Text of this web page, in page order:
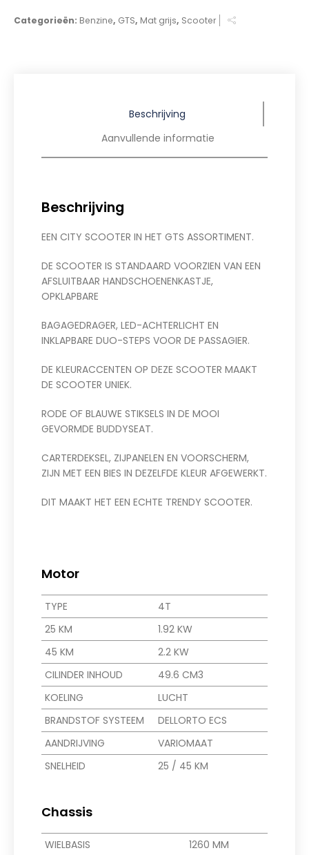
Categorieën: Benzine, GTS, Mat grijs, Scooter
Beschrijving
Aanvullende informatie
Beschrijving
EEN CITY SCOOTER IN HET GTS ASSORTIMENT.
DE SCOOTER IS STANDAARD VOORZIEN VAN EEN
AFSLUITBAAR HANDSCHOENENKASTJE,
OPKLAPBARE
BAGAGEDRAGER, LED-ACHTERLICHT EN
INKLAPBARE DUO-STEPS VOOR DE PASSAGIER.
DE KLEURACCENTEN OP DEZE SCOOTER MAAKT
DE SCOOTER UNIEK.
RODE OF BLAUWE STIKSELS IN DE MOOI
GEVORMDE BUDDYSEAT.
CARTERDEKSEL, ZIJPANELEN EN VOORSCHERM,
ZIJN MET EEN BIES IN DEZELFDE KLEUR AFGEWERKT.
DIT MAAKT HET EEN ECHTE TRENDY SCOOTER.
Motor
TYPE
4T
25 KM
1.92 KW
45 KM
2.2 KW
CILINDER INHOUD
49.6 CM3
KOELING
LUCHT
BRANDSTOF SYSTEEM
DELLORTO ECS
AANDRIJVING
VARIOMAAT
SNELHEID
25 / 45 KM
Chassis
WIELBASIS 1260 MM